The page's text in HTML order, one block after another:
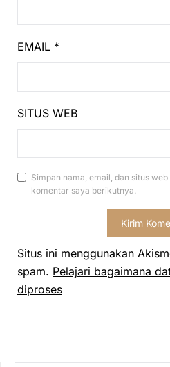
EMAIL *
SITUS WEB
Simpan nama, email, dan situs
komentar saya berikutnya.
Situs ini menggunakan
spam. Pelajari bagaimana
diproses